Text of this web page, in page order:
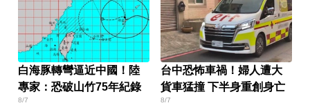
白海豚轉彎逼近中國！陸
專家：恐破山竹75年紀錄
8/7
台中恐怖車禍！婦人遭大
貨車猛撞 下半身重創身亡
8/7